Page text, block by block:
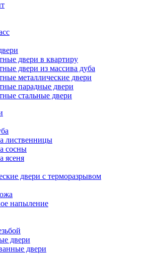
двери в квартиру
двери из массива дуба
металлические двери
парадные двери
стальные двери
лиственницы
сосны
ясеня
двери с терморазрывом
напыление
двери
двери